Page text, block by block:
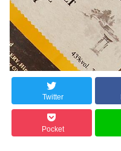
Twitter
Pocket